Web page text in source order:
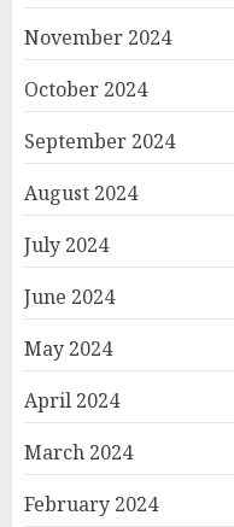
November 2024
October 2024
September 2024
August 2024
July 2024
June 2024
May 2024
April 2024
March 2024
February 2024